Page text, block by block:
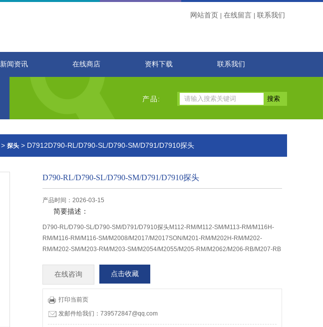
网站首页 在线留言 联系我们
新闻资讯 在线商店 资料下载 联系我们
产品:
> 探头 > D7912D790-RL/D790-SL/D790-SM/D791/D7910探头
D790-RL/D790-SL/D790-SM/D791/D7910探头
产品时间：2026-03-15
简要描述：
D790-RL/D790-SL/D790-SM/D791/D7910探头M112-RM/M112-SM/M113-RM/M116H-
RM/M116-RM/M116-SM/M2008/M2017/M2017SON/M201-RM/M202H-RM/M202-
RM/M202-SM/M203-RM/M203-SM/M2054/M2055/M205-RM/M2062/M206-RB/M207-RB
在线咨询 点击收藏
打印当前页
发邮件给我们：739572847@qq.com